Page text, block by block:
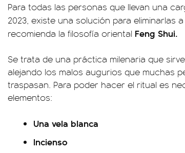
Para todas las personas que llevan una
2023, existe una solución para eliminarlas
recomienda la filosofía oriental Feng Shui.
Se trata de una práctica milenaria que
alejando los malos augurios que muchas
traspasan. Para poder hacer el ritual es
elementos:
Una vela blanca
Incienso